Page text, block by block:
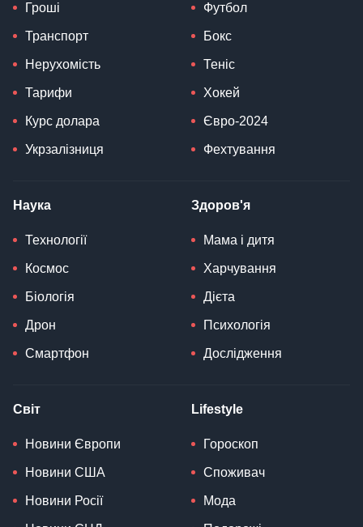
Гроші
Транспорт
Нерухомість
Тарифи
Курс долара
Укрзалізниця
Футбол
Бокс
Теніс
Хокей
Євро-2024
Фехтування
Наука
Технології
Космос
Біологія
Дрон
Смартфон
Здоров'я
Мама і дитя
Харчування
Дієта
Психологія
Дослідження
Світ
Новини Європи
Новини США
Новини Росії
Lifestyle
Гороскоп
Споживач
Мода